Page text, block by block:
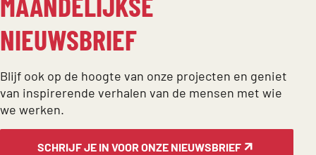
NIEUWSBRIEF
Blijf ook op de hoogte van onze projecten en geniet
van inspirerende verhalen van de mensen met wie
we werken.
SCHRIJF JE IN VOOR ONZE NIEUWSBRIEF